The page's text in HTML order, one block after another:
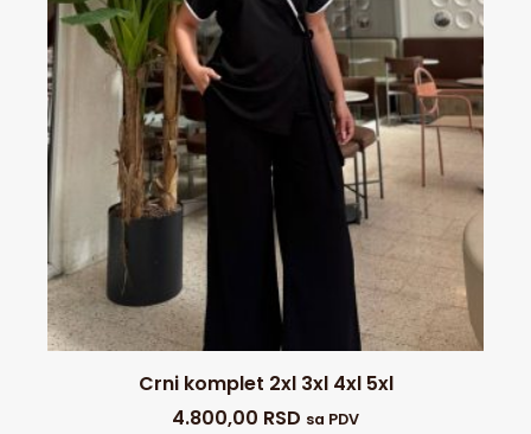
Crni komplet 2xl 3xl 4xl 5xl
4.800,00 RSD sa PDV